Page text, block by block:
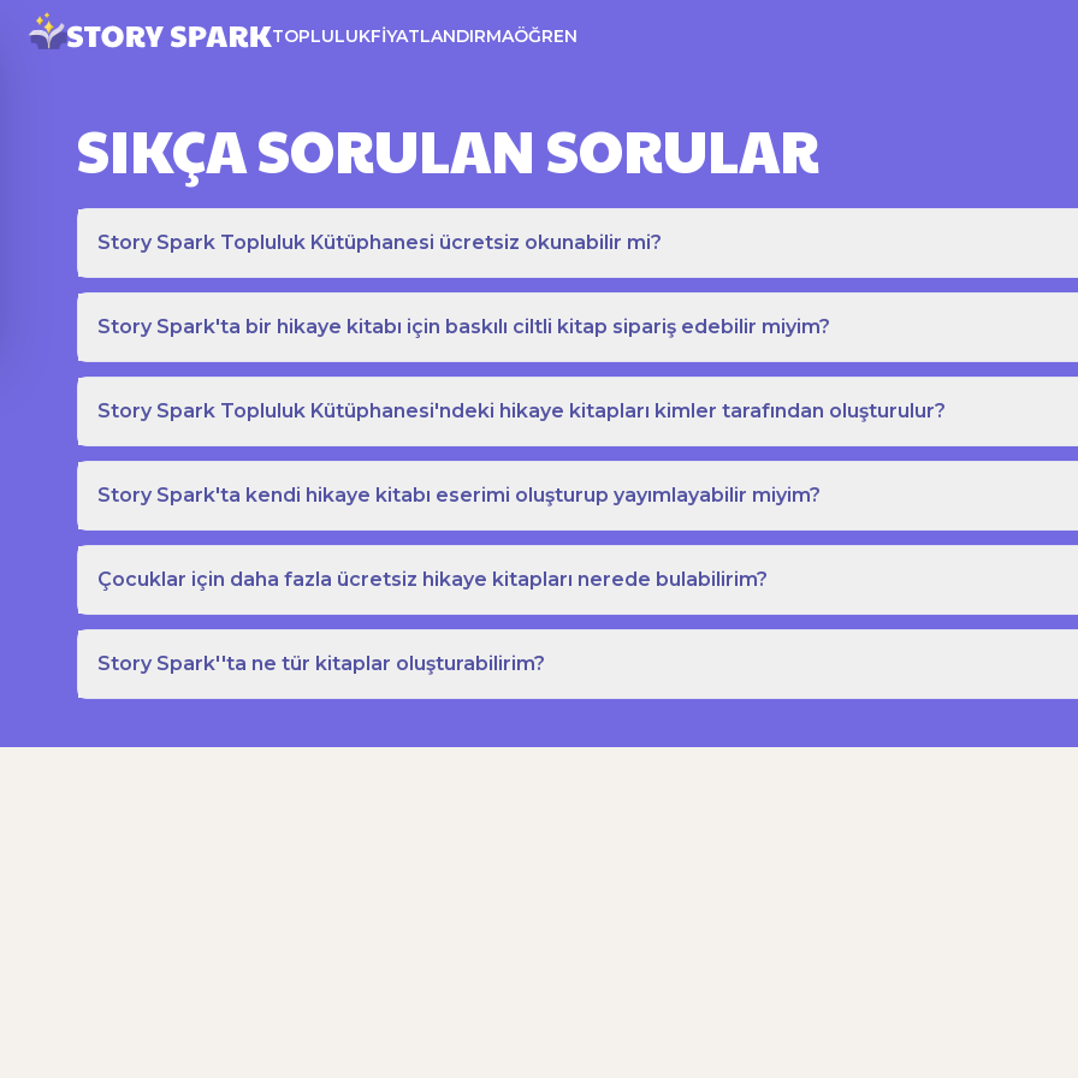
TOPLULUKFIYATLANDIRMAÖĞREN
SIKÇA SORULAN SORULAR
Story Spark Topluluk Kütüphanesi ücretsiz okunabilir mi?
Story Spark'ta bir hikaye kitabı için baskılı ciltli kitap sipariş edebilir miyim?
Story Spark Topluluk Kütüphanesi'ndeki hikaye kitapları kimler tarafından oluşturulur?
Story Spark'ta kendi hikaye kitabı eserimi oluşturup yayımlayabilir miyim?
Çocuklar için daha fazla ücretsiz hikaye kitapları nerede bulabilirim?
Story Spark''ta ne tür kitaplar oluşturabilirim?